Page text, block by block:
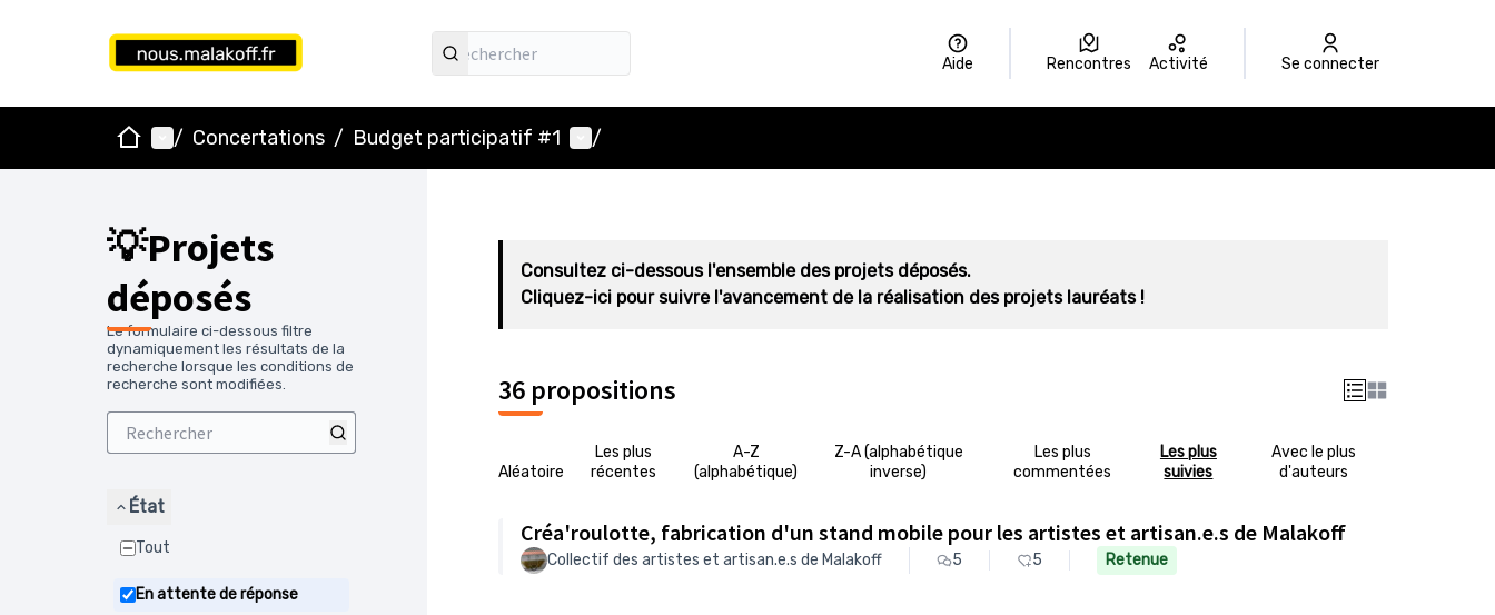
Aide Rencontres Activité Se connecter
AccueilMenu principal
/ Concertations / Budget participatif #1 Menu utilisateur
/
💡Projets
déposés
Le formulaire ci-dessous filtre
dynamiquement les résultats de la
recherche lorsque les conditions de
recherche sont modifiées.
État
Tout
En attente de réponse
Consultez ci-dessous l'ensemble des projets déposés.
Cliquez-ici pour suivre l'avancement de la réalisation des projets lauréats !
36 propositions
Aléatoire
Les plus
récentes
A-Z
(alphabétique)
Z-A (alphabétique
inverse)
Les plus
commentées
Les plus
suivies
Avec le plus
d'auteurs
Créa'roulotte, fabrication d'un stand mobile pour les artistes et artisan.e.s de Malakoff
Collectif des artistes et artisan.e.s de Malakoff 5 5 Retenue